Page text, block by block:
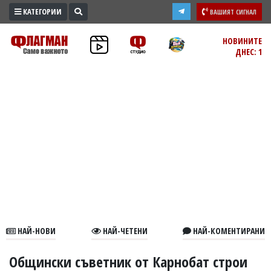
ПРОМО
ЗОНА
В
КАТЕГОРИИ ВАШИЯТ СИГНАЛ
НОВИНИТЕ
ДНЕС: 1
НАЙ-НОВИ НАЙ-ЧЕТЕНИ НАЙ-КОМЕНТИРАНИ
Общински съветник от Карнобат строи